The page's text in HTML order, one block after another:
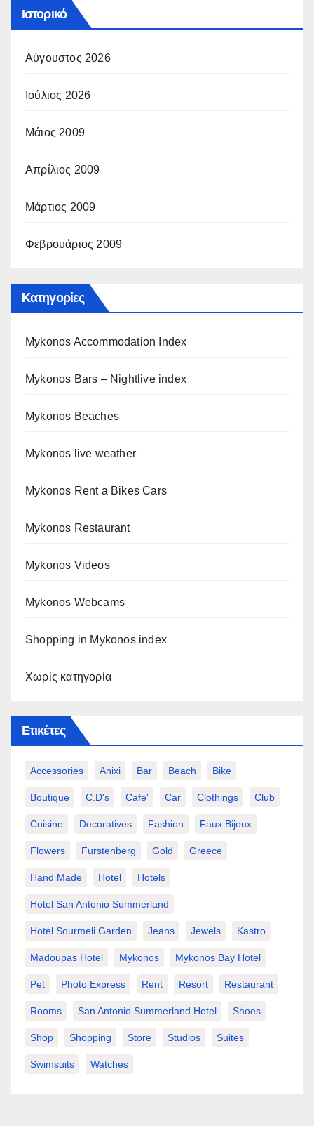
Ιστορικό
Αύγουστος 2026
Ιούλιος 2026
Μάιος 2009
Απρίλιος 2009
Μάρτιος 2009
Φεβρουάριος 2009
Kατηγορίες
Mykonos Accommodation Index
Mykonos Bars – Nightlive index
Mykonos Beaches
Mykonos live weather
Mykonos Rent a Bikes Cars
Mykonos Restaurant
Mykonos Videos
Mykonos Webcams
Shopping in Mykonos index
Χωρίς κατηγορία
Ετικέτες
Accessories Anixi Bar Beach Bike
Boutique C.d's Cafe' Car Clothings Club
Cuisine Decoratives Fashion Faux Bijoux
Flowers Furstenberg Gold Greece
Hand Made Hotel Hotels
Hotel San Antonio Summerland
Hotel Sourmeli Garden Jeans Jewels Kastro
Madoupas Hotel Mykonos Mykonos Bay Hotel
Pet Photo Express Rent Resort Restaurant
Rooms San Antonio Summerland Hotel Shoes
Shop Shopping Store Studios Suites
Swimsuits Watches